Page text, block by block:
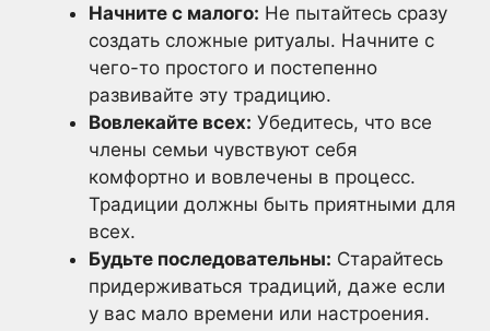
Начните с малого: Не пытайтесь сразу
создать сложные ритуалы. Начните с
чего-то простого и постепенно
развивайте эту традицию.
Вовлекайте всех: Убедитесь, что все
члены семьи чувствуют себя
комфортно и вовлечены в процесс.
Традиции должны быть приятными для
всех.
Будьте последовательны: Старайтесь
придерживаться традиций, даже если
у вас мало времени или настроения.